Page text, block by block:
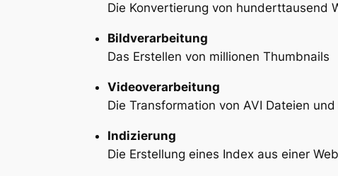
Die Konvertierung von hunderttausend
Bildverarbeitung
Das Erstellen von millionen Thumbnails
Videoverarbeitung
Die Transformation von AVI Dateien und
Indizierung
Die Erstellung eines Index aus einer